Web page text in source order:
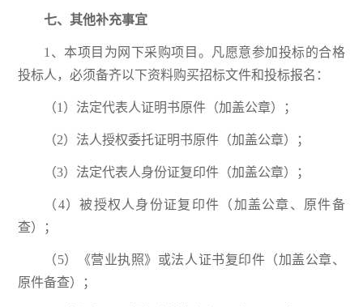
七、其他补充事宜
1、本项目为网下采购项目。凡愿意参加投标的合格
投标人，必须备齐以下资料购买招标文件和投标报名：
（1）法定代表人证明书原件（加盖公章）；
（2）法人授权委托证明书原件（加盖公章）；
（3）法定代表人身份证复印件（加盖公章）；
（4）被授权人身份证复印件（加盖公章、原件备
查）；
（5）《营业执照》或法人证书复印件（加盖公章、
原件备查）；